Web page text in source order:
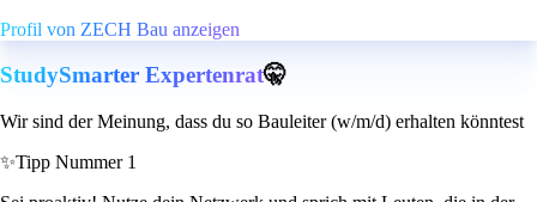
Profil von ZECH Bau anzeigen
StudySmarter Expertenrat🤫
Wir sind der Meinung, dass du so Bauleiter (w/m/d) erhalten könntest
✨Tipp Nummer 1